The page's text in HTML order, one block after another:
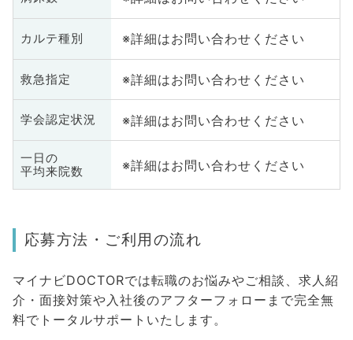
カルテ種別 ※詳細はお問い合わせください
救急指定 ※詳細はお問い合わせください
学会認定状況 ※詳細はお問い合わせください
一日の
平均来院数
※詳細はお問い合わせください
応募方法・ご利用の流れ
マイナビDOCTORでは転職のお悩みやご相談、求人紹
介・面接対策や入社後のアフターフォローまで完全無
料でトータルサポートいたします。